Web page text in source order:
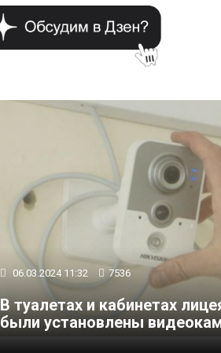
06.03.2024 11:32 7536
В туалетах и кабинетах
были установлены